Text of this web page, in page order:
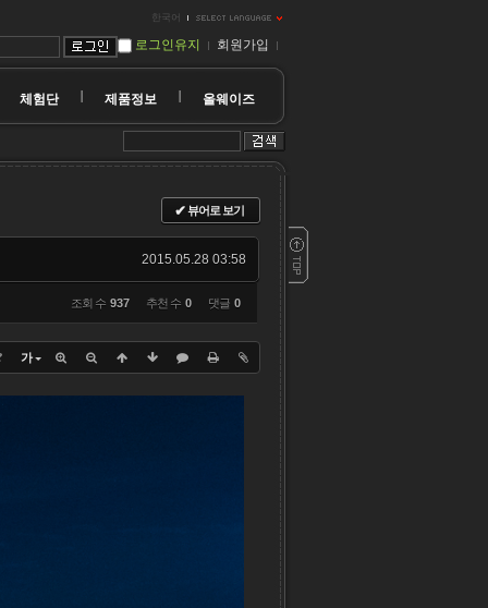
한국어
로그인유지 회원가입
체험단 제품정보 올웨이즈
✔ 뷰어로 보기
2015.05.28 03:58
조회 수 937 추천 수 0 댓글 0
가